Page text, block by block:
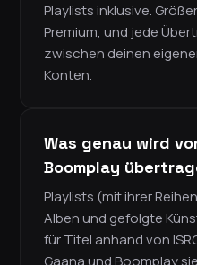
Playlists inklusive.
Premium, und jede
zwischen deinen
Konten.
Was genau wird
Boomplay
Playlists (mit ihrer
Alben und gefolgte
für Titel anhand von